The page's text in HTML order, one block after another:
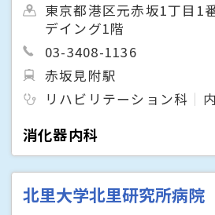
東京都港区元赤坂1丁目1
デイング1階
03-3408-1136
赤坂見附駅
リハビリテーション科
消化器内科
北里大学北里研究所病院